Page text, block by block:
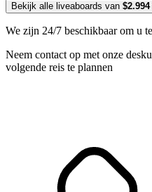
Bekijk alle liveaboards van $2.994
We zijn 24/7 beschikbaar om u
Neem contact op met onze
volgende reis te plannen